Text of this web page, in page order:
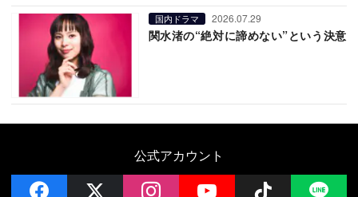
国内ドラマ 2026.07.29
関水渚の“絶対に諦めない”という決意
公式アカウント
facebook instagramYouTube Follow